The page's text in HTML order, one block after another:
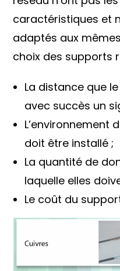
caractéristiques et
adaptés aux
choix des supports
La distance que
avec succès un
L’environnement
doit être installé ;
La quantité de
laquelle elles
Le coût du